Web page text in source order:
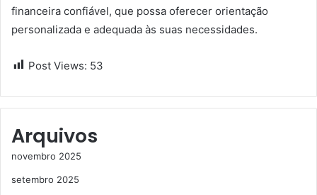
financeira confiável, que possa oferecer orientação
personalizada e adequada às suas necessidades.
Post Views: 53
Arquivos
novembro 2025
setembro 2025